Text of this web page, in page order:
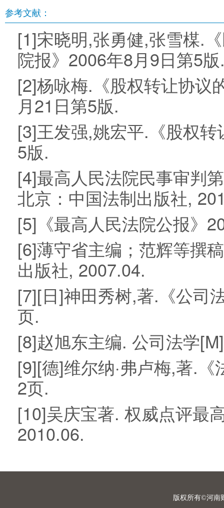
参考文献：
[1]宋晓明,张勇健,张雪楳.
院报》2006年8月9日第5
[2]杨咏梅.《股权转让协议
月21日第5版.
[3]王发强,姚宏平.《股权
5版.
[4]最高人民法院民事审判
北京：中国法制出版社,
[5]《最高人民法院公报》
[6]薄守省主编；范辉等撰
出版社, 2007.04.
[7][日]神田秀树,著.《公司
页.
[8]赵旭东主编. 公司法学
[9][德]维尔纳·弗卢梅,著.
2页.
[10]吴庆宝著. 权威点评最
2010.06.
版权所有©河南